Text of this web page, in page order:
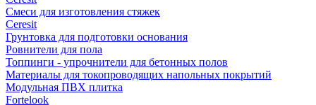
Смеси для изготовления стяжек
Ceresit
Грунтовка для подготовки основания
Ровнители для пола
Топпинги - упрочнители для бетонных полов
Материалы для токопроводящих напольных покрытий
Модульная ПВХ плитка
Fortelook